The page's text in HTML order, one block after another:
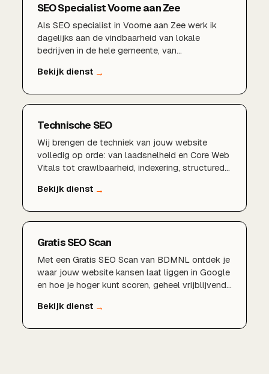
SEO Specialist Voorne aan Zee
Als SEO specialist in Voorne aan Zee werk ik
dagelijks aan de vindbaarheid van lokale
bedrijven in de hele gemeente, van
technische SEO, doordacht
ondernemers in Voorne aan Zee beter gevonden
worden door hun klanten.
Technische SEO
Wij brengen de techniek van jouw website
volledig op orde: van laadsnelheid en Core Web
Vitals tot crawlbaarheid, indexering, structured
fundament waarop al je andere SEO-
Gratis SEO Scan
Met een Gratis SEO Scan van BDMNL ontdek je
waar jouw website kansen laat liggen in Google
en hoe je hoger kunt scoren, geheel vrijblijvend